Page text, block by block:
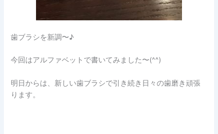
歯ブラシを新調〜♪
今回はアルファベットで書いてみました〜(^^)
明日からは、新しい歯ブラシで引き続き日々の歯磨き頑張
ります。